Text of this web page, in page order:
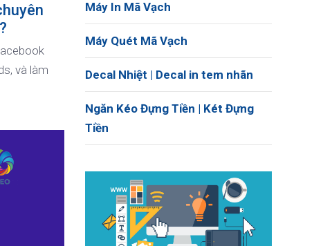
và làm
Máy In Mã Vạch
Máy Quét Mã Vạch
Decal Nhiệt | Decal in tem nhãn
Ngăn Kéo Đựng Tiền | Két Đựng
Tiền